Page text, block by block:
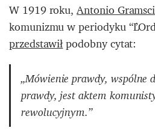
W 1919 roku,Antonio Gramsci
komunizmu w periodyku
przedstawiłpodobny cytat:
„Mówienie prawdy, wspólne
prawdy, jest aktem
rewolucyjnym.”